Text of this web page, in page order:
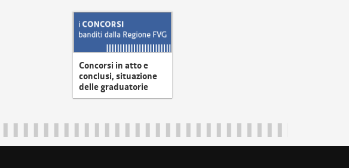
Concorsi in atto e
conclusi, situazione
delle graduatorie